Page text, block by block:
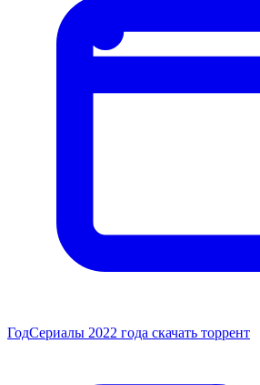
ГодСериалы 2022 года скачать торрент